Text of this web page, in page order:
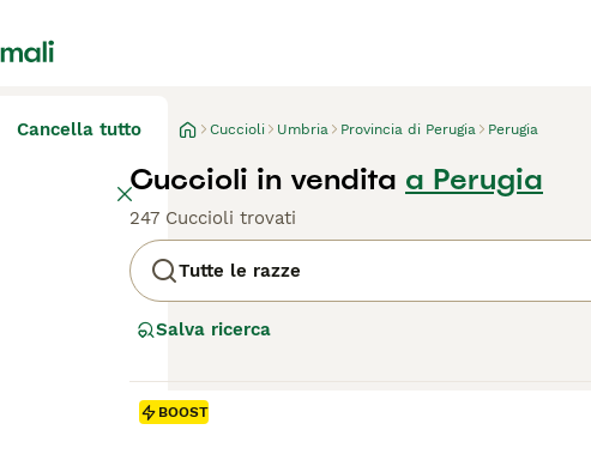
Cancella tutto Cuccioli Umbria Provincia di Perugia Perugia
Cuccioli in vendita a Perugia
247 Cuccioli trovati
Tutte le razze
Salva ricerca
BOOST